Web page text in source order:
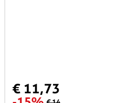
€ 11,73